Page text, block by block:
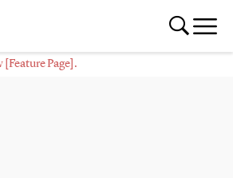
Page].